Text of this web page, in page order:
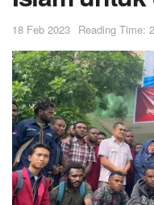
18 Feb 2023 Reading Time: